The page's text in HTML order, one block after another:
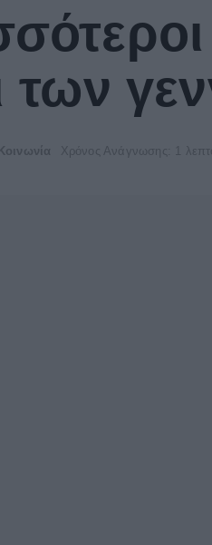
των
Κοινωνία Χρόνος Ανάγνωσης: 1 λεπτό